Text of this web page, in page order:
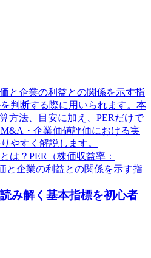
と企業の利益との関係を示す指
判断する際に用いられます。本
方法、目安に加え、PERだけで
・企業価値評価における実
やすく解説します。
は？PER（株価収益率：
と企業の利益との関係を示す指
み解く基本指標を初心者